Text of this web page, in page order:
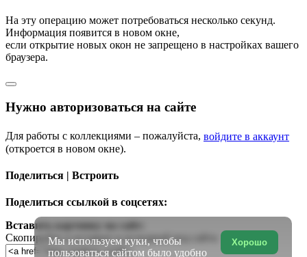
На эту операцию может потребоваться несколько секунд.
Информация появится в новом окне,
если открытие новых окон не запрещено в настройках вашего
браузера.
Нужно авторизоваться на сайте
Для работы с коллекциями – пожалуйста, войдите в аккаунт
(откроется в новом окне).
Поделиться | Встроить
Поделиться ссылкой в соцсетях:
Вставить картинку на сайт:
Скопируйте и вставьте в исходный код сайта
Хорошо
Мы используем куки, чтобы
пользоваться сайтом было удобно